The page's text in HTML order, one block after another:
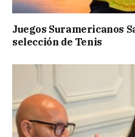
Juegos Suramericanos
selección de Tenis